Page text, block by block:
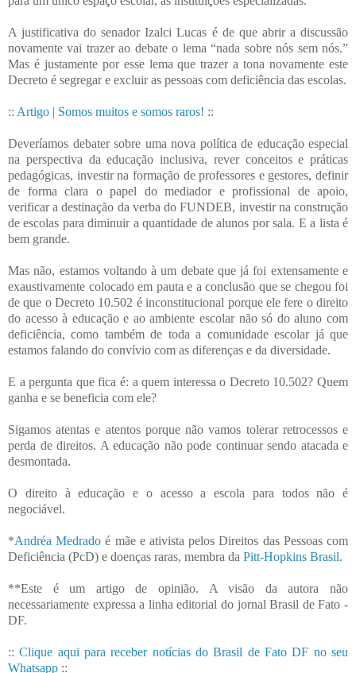
A justificativa do senador Izalci Lucas é de que abrir a discussão
novamente vai trazer ao debate o lema “nada sobre nós sem nós.”
Mas é justamente por esse lema que trazer a tona novamente este
Decreto é segregar e excluir as pessoas com deficiência das escolas.
:: Artigo | Somos muitos e somos raros! ::
Deveríamos debater sobre uma nova política de educação especial
na perspectiva da educação inclusiva, rever conceitos e práticas
pedagógicas, investir na formação de professores e gestores, definir
de forma clara o papel do mediador e profissional de apoio,
verificar a destinação da verba do FUNDEB, investir na construção
de escolas para diminuir a quantidade de alunos por sala. E a lista é
bem grande.
Mas não, estamos voltando à um debate que já foi extensamente e
exaustivamente colocado em pauta e a conclusão que se chegou foi
de que o Decreto 10.502 é inconstitucional porque ele fere o direito
do acesso à educação e ao ambiente escolar não só do aluno com
deficiência, como também de toda a comunidade escolar já que
estamos falando do convívio com as diferenças e da diversidade.
E a pergunta que fica é: a quem interessa o Decreto 10.502? Quem
ganha e se beneficia com ele?
Sigamos atentas e atentos porque não vamos tolerar retrocessos e
perda de direitos. A educação não pode continuar sendo atacada e
desmontada.
O direito à educação e o acesso a escola para todos não é
negociável.
*Andréa Medrado é mãe e ativista pelos Direitos das Pessoas com
Deficiência (PcD) e doenças raras, membra da Pitt-Hopkins Brasil.
**Este é um artigo de opinião. A visão da autora não
necessariamente expressa a linha editorial do jornal Brasil de Fato -
DF.
::Clique aqui para receber notícias do Brasil de Fato DF no seu
Whatsapp ::